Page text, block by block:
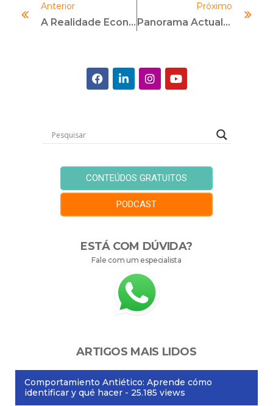
Anterior
A Realidade Econômica Mundial Exige Um Novo Conceito De Startups, Que Busque, Também, A Sustentabilidade Econômica
Próximo
Panorama Actual De Las Investigaciones Internas En América Latina
CONTEÚDOS GRATUITOS
PODCAST
ESTÁ COM DÚVIDA?
Fale com um especialista
ARTIGOS MAIS LIDOS
Comportamiento Antiético: Aprende cómo
identificar y qué hacer - 25.185 views